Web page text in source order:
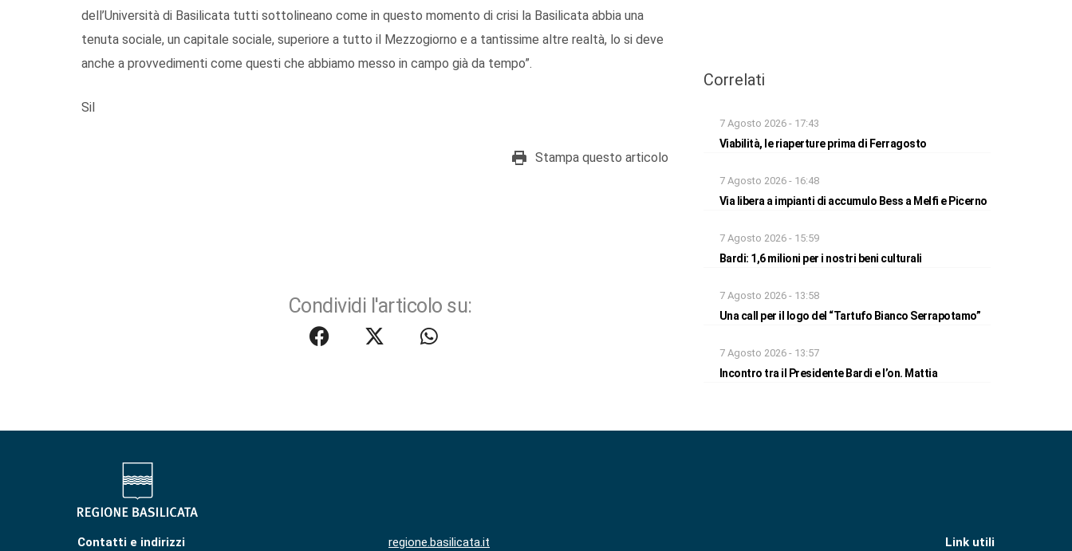
dell’Università di Basilicata tutti sottolineano come in questo momento di crisi la Basilicata abbia una
tenuta sociale, un capitale sociale, superiore a tutto il Mezzogiorno e a tantissime altre realtà, lo si deve
anche a provvedimenti come questi che abbiamo messo in campo già da tempo”.
Sil
Stampa questo articolo
Condividi l'articolo su:
Correlati
7 Agosto 2026 - 17:43
Viabilità, le riaperture prima di Ferragosto
7 Agosto 2026 - 16:48
Via libera a impianti di accumulo Bess a Melfi e Picerno
7 Agosto 2026 - 15:59
Bardi: 1,6 milioni per i nostri beni culturali
7 Agosto 2026 - 13:58
Una call per il logo del “Tartufo Bianco Serrapotamo”
7 Agosto 2026 - 13:57
Incontro tra il Presidente Bardi e l’on. Mattia
Contatti e indirizzi regione.basilicata.it Link utili